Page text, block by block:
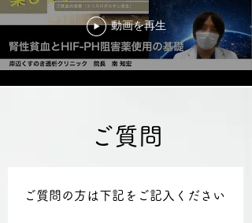
動画を再生
ご質問
ご質問の方は下記をご記入ください